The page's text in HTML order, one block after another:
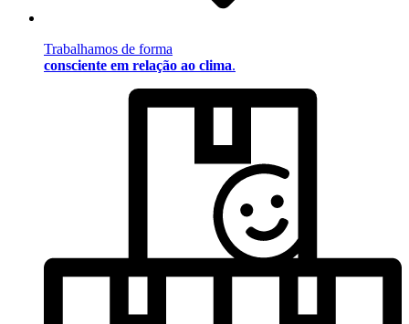
Trabalhamos de forma
consciente em relação ao clima.